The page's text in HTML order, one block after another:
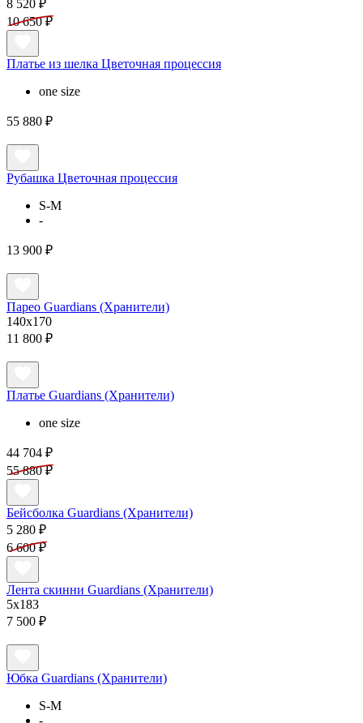
8 520 ₽
10 650 ₽
Платье из шелка Цветочная процессия
one size
55 880 ₽
Рубашка Цветочная процессия
S-M
-
13 900 ₽
Парео Guardians (Хранители)
140х170
11 800 ₽
Платье Guardians (Хранители)
one size
44 704 ₽
55 880 ₽
Бейсболка Guardians (Хранители)
5 280 ₽
6 600 ₽
Лента скинни Guardians (Хранители)
5x183
7 500 ₽
Юбка Guardians (Хранители)
S-M
-